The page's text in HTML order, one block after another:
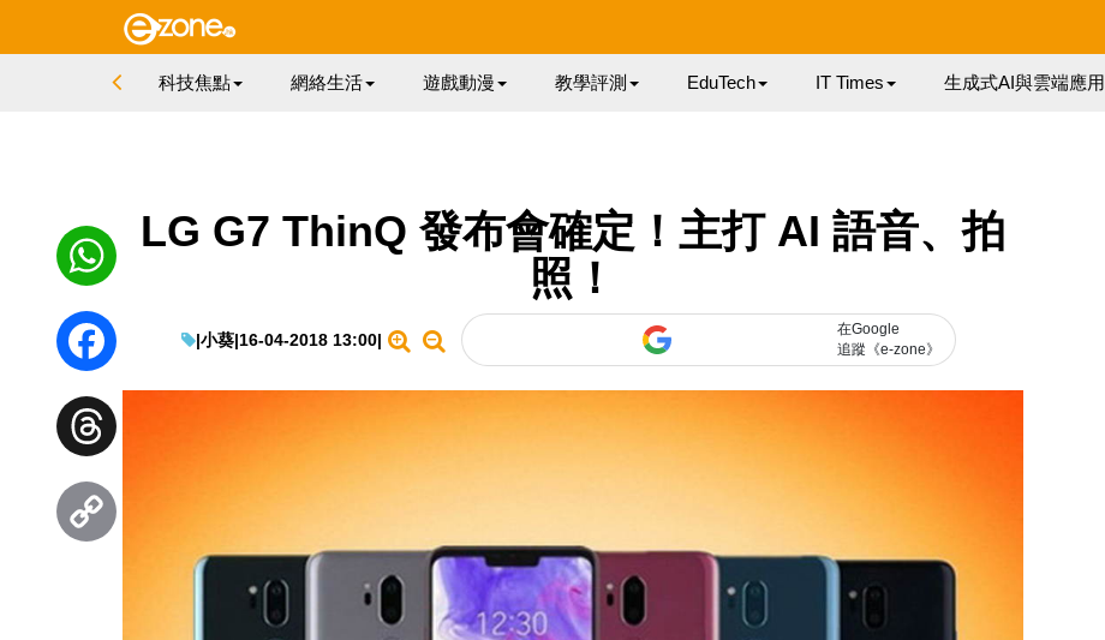
科技焦點 網絡生活 遊戲動漫 教學評測 EduTech IT Times 生成式AI與雲端應用
LG G7 ThinQ 發布會確定！主打 AI 語音、拍
照！
|小葵|16-04-2018 13:00|
在Google
追蹤《e-zone》
WhatsApp
Facebook
Threads